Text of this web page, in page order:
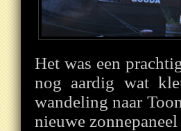
Het was een
nog aardig wat
wandeling naar
nieuwe